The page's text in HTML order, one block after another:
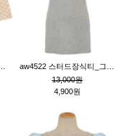
13,000원
4,900원